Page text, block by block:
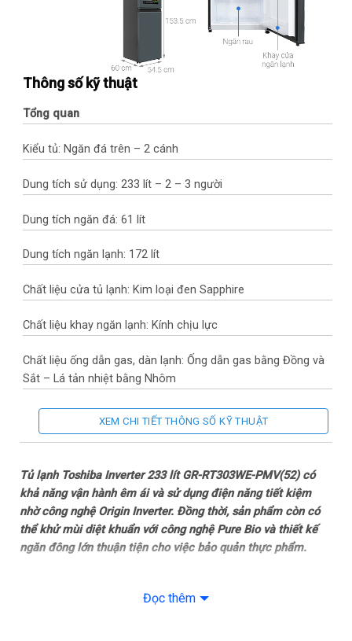
Thông số kỹ thuật
Tổng quan
Kiểu tủ: Ngăn đá trên – 2 cánh
Dung tích sử dụng: 233 lít – 2 – 3 người
Dung tích ngăn đá: 61 lít
Dung tích ngăn lạnh: 172 lít
Chất liệu cửa tủ lạnh: Kim loại đen Sapphire
Chất liệu khay ngăn lạnh: Kính chịu lực
Chất liệu ống dẫn gas, dàn lạnh: Ống dẫn gas bằng Đồng và
Sắt – Lá tản nhiệt bằng Nhôm
Năm ra mắt: 2023
Mức tiêu thụ điện năng
Công suất tiêu thụ công bố theo TCVN: ~ 0.74 kW/ngày
Công nghệ tiết kiệm điện: Origin Inverter
Công nghệ bảo quản và làm lạnh
XEM CHI TIẾT THÔNG SỐ KỸ THUẬT
Tủ lạnh Toshiba Inverter 233 lít GR-RT303WE-PMV(52) có
khả năng vận hành êm ái và sử dụng điện năng tiết kiệm
nhờ công nghệ Origin Inverter. Đồng thời, sản phẩm còn có
thể khử mùi diệt khuẩn với công nghệ Pure Bio và thiết kế
ngăn đông lớn thuận tiện cho việc bảo quản thực phẩm.
Toshiba Inverter 233 lít GR-RT303WE-PMV(52)
Đọc thêm